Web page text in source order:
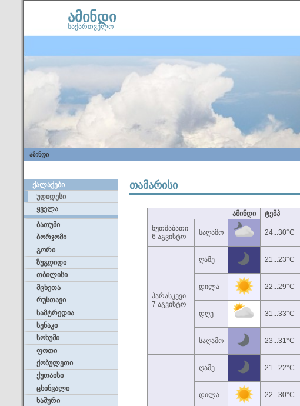
ამინდი
საქართველო
ᲐᲛᲘᲜᲓᲘ
ᲥᲐᲚᲐᲥᲔᲑᲘ
უდიდესი
ყველა
ბათუმი
ბორჯომი
გორი
ზუგდიდი
თბილისი
მცხეთა
რუსთავი
სამტრედია
სენაკი
სოხუმი
ფოთი
ქობულეთი
ქუთაისი
ცხინვალი
ხაშური
თამარისი
ამინდი ტემპ
ხუთშაბათი
6 აგვისტო
საღამო 24...30°C
პარასკევი
7 აგვისტო
ღამე 21...23°C
დილა 22...29°C
დღე 31...33°C
საღამო 23...31°C
ღამე 21...22°C
დილა 22...30°C